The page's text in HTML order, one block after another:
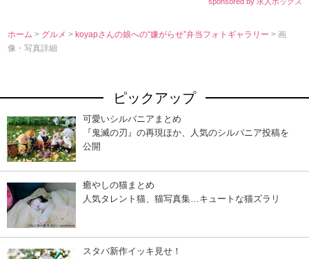
ホーム > グルメ> koyapさんの娘への“嫌がらせ”弁当フォトギャラリー> 画
像・写真詳細
ピックアップ
可愛いシルバニアまとめ
『鬼滅の刃』の再現ほか、人気のシルバニア投稿を
公開
癒やしの猫まとめ
人気タレント猫、猫写真集…キュートな猫ズラリ
スタバ新作イッキ見せ！